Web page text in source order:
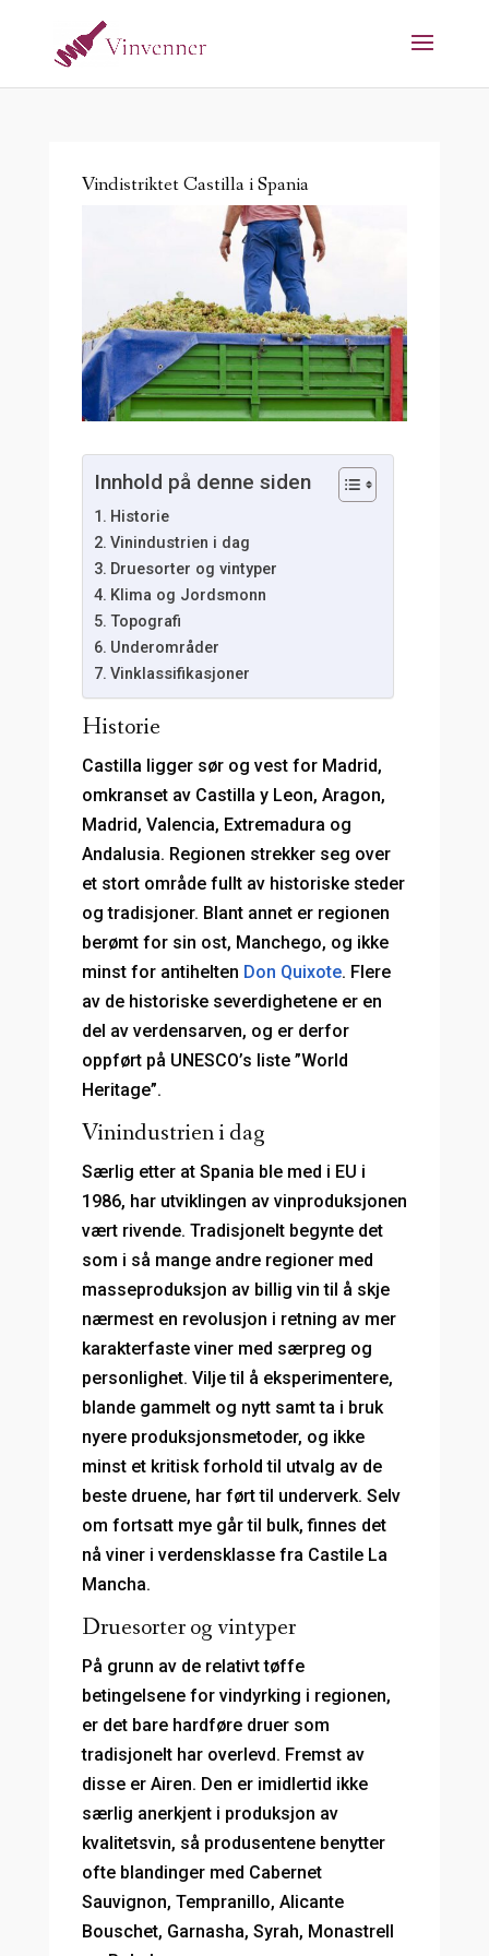
Vindistriktet Castilla i Spania
Innhold på denne siden
Historie
Vinindustrien i dag
Druesorter og vintyper
Klima og Jordsmonn
Topografi
Underområder
Vinklassifikasjoner
Historie
Castilla ligger sør og vest for Madrid,
omkranset av Castilla y Leon, Aragon,
Madrid, Valencia, Extremadura og
Andalusia. Regionen strekker seg over
et stort område fullt av historiske steder
og tradisjoner. Blant annet er regionen
berømt for sin ost, Manchego, og ikke
minst for antihelten Don Quixote. Flere
av de historiske severdighetene er en
del av verdensarven, og er derfor
oppført på UNESCO’s liste ”World
Heritage”.
Vinindustrien i dag
Særlig etter at Spania ble med i EU i
1986, har utviklingen av vinproduksjonen
vært rivende. Tradisjonelt begynte det
som i så mange andre regioner med
masseproduksjon av billig vin til å skje
nærmest en revolusjon i retning av mer
karakterfaste viner med særpreg og
personlighet. Vilje til å eksperimentere,
blande gammelt og nytt samt ta i bruk
nyere produksjonsmetoder, og ikke
minst et kritisk forhold til utvalg av de
beste druene, har ført til underverk. Selv
om fortsatt mye går til bulk, finnes det
nå viner i verdensklasse fra Castile La
Mancha.
Druesorter og vintyper
På grunn av de relativt tøffe
betingelsene for vindyrking i regionen,
er det bare hardføre druer som
tradisjonelt har overlevd. Fremst av
disse er Airen. Den er imidlertid ikke
særlig anerkjent i produksjon av
kvalitetsvin, så produsentene benytter
ofte blandinger med Cabernet
Sauvignon, Tempranillo, Alicante
Bouschet, Garnasha, Syrah, Monastrell